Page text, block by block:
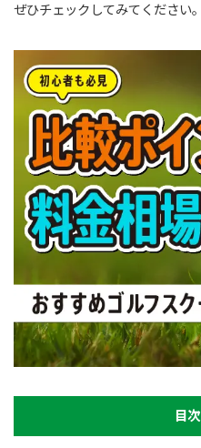
ぜひチェックしてみてください。
目次